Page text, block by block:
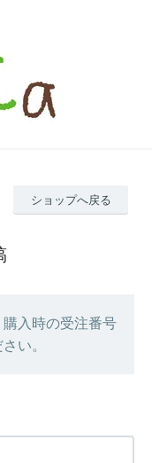
ショップへ戻る
入時の受注番号
い。